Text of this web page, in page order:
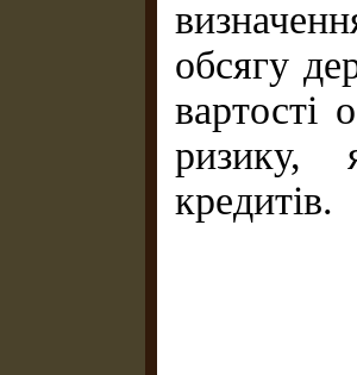
обсягу
вартості
ризику,
кредитів.